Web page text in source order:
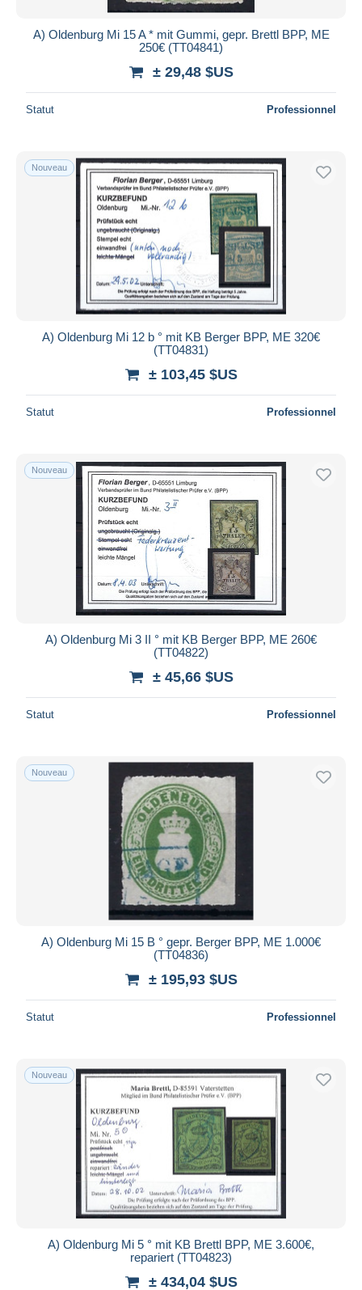
A) Oldenburg Mi 15 A * mit Gummi, gepr. Brettl BPP, ME
250€ (TT04841)
± 29,48 $US
Statut Professionnel
Nouveau
A) Oldenburg Mi 12 b ° mit KB Berger BPP, ME 320€
(TT04831)
± 103,45 $US
Statut Professionnel
Nouveau
A) Oldenburg Mi 3 II ° mit KB Berger BPP, ME 260€
(TT04822)
± 45,66 $US
Statut Professionnel
Nouveau
A) Oldenburg Mi 15 B ° gepr. Berger BPP, ME 1.000€
(TT04836)
± 195,93 $US
Statut Professionnel
Nouveau
A) Oldenburg Mi 5 ° mit KB Brettl BPP, ME 3.600€,
repariert (TT04823)
± 434,04 $US